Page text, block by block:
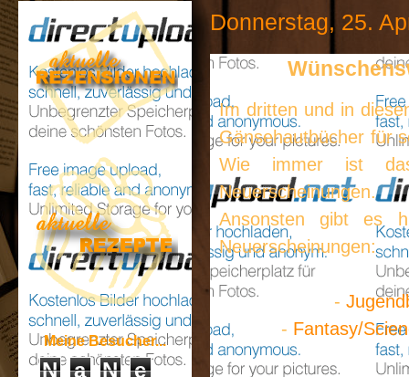
Donnerstag, 25.
Im dritten und in
Gänsehautbücher für
Wie immer ist
Neuerscheinungen.
Ansonsten gibt es
Neuerscheinungen:
-
- Fantasy/
Meine Besucher...
N a N
e